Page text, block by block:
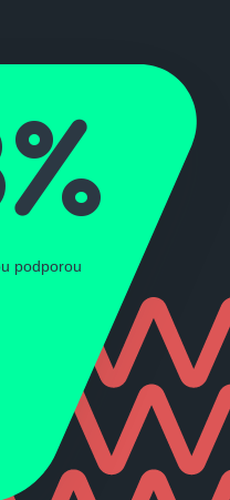
podporou